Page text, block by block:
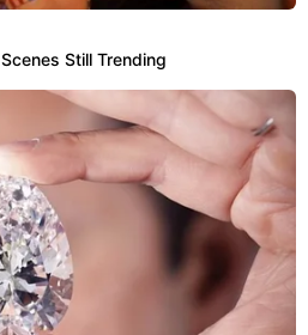
Still Trending